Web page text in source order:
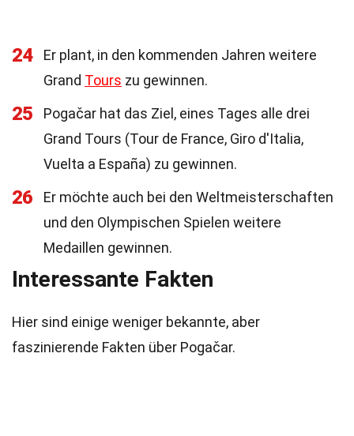
24
Er plant, in den kommenden Jahren weitere
Grand Tours zu gewinnen.
25
Pogačar hat das Ziel, eines Tages alle drei
Grand Tours (Tour de France, Giro d'Italia,
Vuelta a España) zu gewinnen.
26
Er möchte auch bei den Weltmeisterschaften
und den Olympischen Spielen weitere
Medaillen gewinnen.
Interessante Fakten
Hier sind einige weniger bekannte, aber
faszinierende Fakten über Pogačar.